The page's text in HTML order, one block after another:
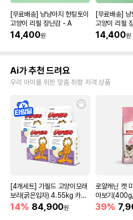
[무료배송] 냥냥아지 헌팅토이
고양이 리필 장난감 - A
14,400원
[무료배송] 냥
고양이 리필
14,400원
Ai가 추천 드려요
우리 아이를 위한 맞춤 취향 저격 상품
[4개세트] 가필드 고양이모래
보라(굵은입자) 4.55kg 카사
바모래
14% 84,900원
로얄캐닌 캣
아보기
39%